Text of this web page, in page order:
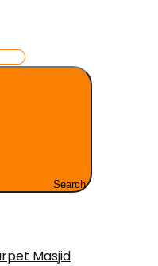
Search
Masjid